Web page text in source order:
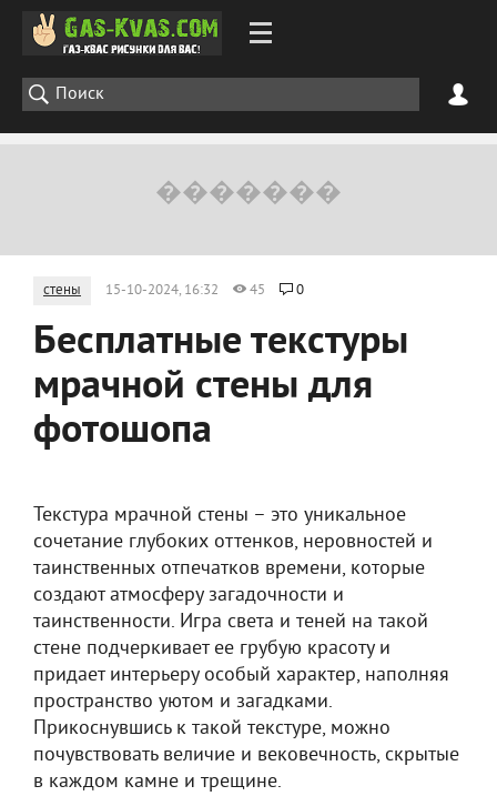
стены 15-10-2024, 16:32 45 0
Бесплатные текстуры
мрачной стены для
фотошопа
Текстура мрачной стены – это уникальное
сочетание глубоких оттенков, неровностей и
таинственных отпечатков времени, которые
создают атмосферу загадочности и
таинственности. Игра света и теней на такой
стене подчеркивает ее грубую красоту и
придает интерьеру особый характер, наполняя
пространство уютом и загадками.
Прикоснувшись к такой текстуре, можно
почувствовать величие и вековечность, скрытые
в каждом камне и трещине.